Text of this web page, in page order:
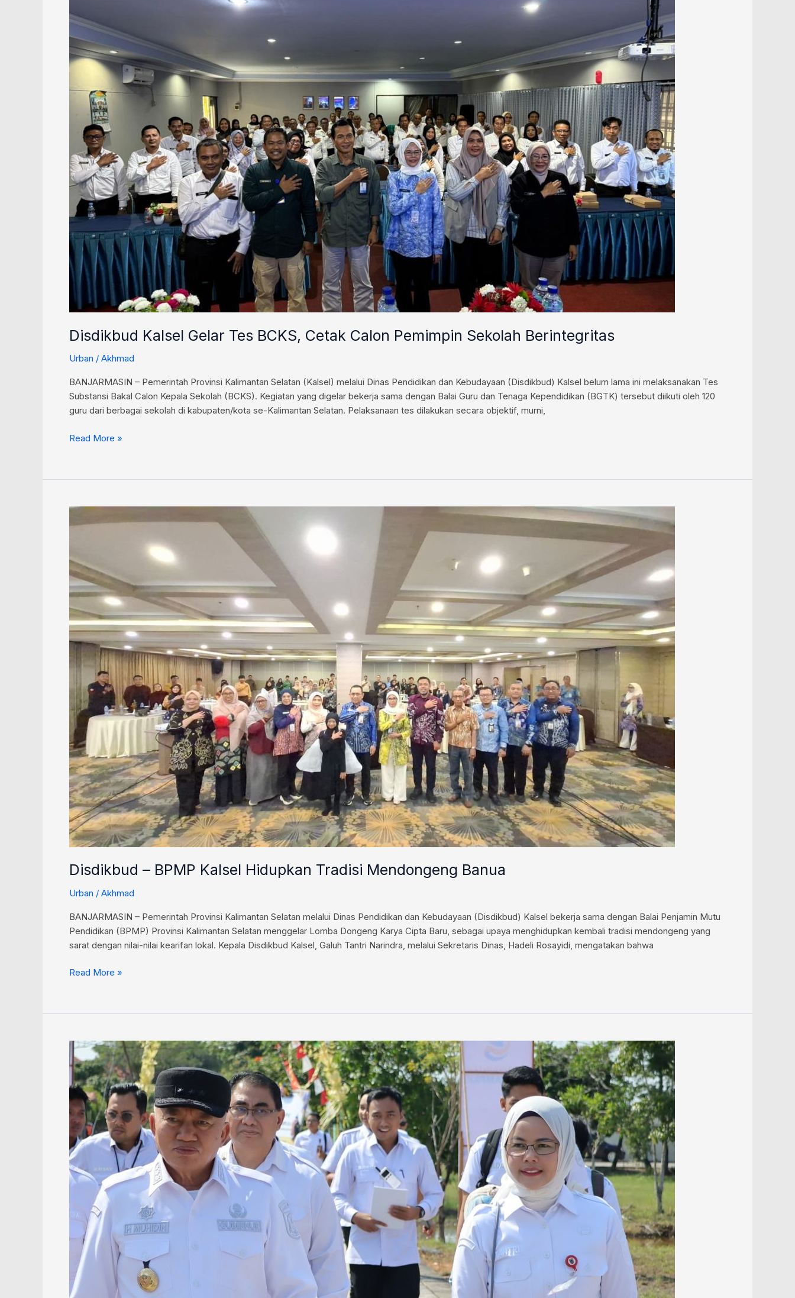
Disdikbud Kalsel Gelar Tes BCKS, Cetak Calon Pemimpin Sekolah Berintegritas
Urban / Akhmad
BANJARMASIN – Pemerintah Provinsi Kalimantan Selatan (Kalsel) melalui Dinas Pendidikan dan Kebudayaan (Disdikbud) Kalsel belum lama ini melaksanakan Tes
Substansi Bakal Calon Kepala Sekolah (BCKS). Kegiatan yang digelar bekerja sama dengan Balai Guru dan Tenaga Kependidikan (BGTK) tersebut diikuti oleh 120
guru dari berbagai sekolah di kabupaten/kota se-Kalimantan Selatan. Pelaksanaan tes dilakukan secara objektif, murni,
Tes
BCKS,
Cetak
Calon
Sekolah
Berintegritas
Read More »
Disdikbud – BPMP Kalsel Hidupkan Tradisi Mendongeng Banua
Urban / Akhmad
BANJARMASIN – Pemerintah Provinsi Kalimantan Selatan melalui Dinas Pendidikan dan Kebudayaan (Disdikbud) Kalsel bekerja sama dengan Balai Penjamin Mutu
Pendidikan (BPMP) Provinsi Kalimantan Selatan menggelar Lomba Dongeng Karya Cipta Baru, sebagai upaya menghidupkan kembali tradisi mendongeng yang
sarat dengan nilai-nilai kearifan lokal. Kepala Disdikbud Kalsel, Galuh Tantri Narindra, melalui Sekretaris Dinas, Hadeli Rosayidi, mengatakan bahwa
Disdikbud
–
Kalsel
Hidupkan
Tradisi
Mendongeng
Banua
Read More »
Pendidikan
Kalsel
Melesat,
SMA
Banua
Masuk
Program
Unggulan
Presiden
Prabowo